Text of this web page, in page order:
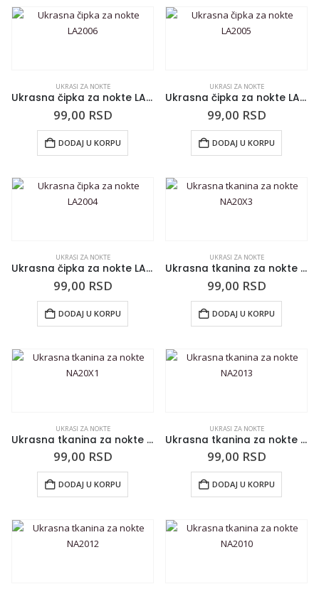
UKRASI ZA NOKTE
Ukrasna čipka za nokte LA2006
99,00 RSD
DODAJ U KORPU
UKRASI ZA NOKTE
Ukrasna čipka za nokte LA2005
99,00 RSD
DODAJ U KORPU
UKRASI ZA NOKTE
Ukrasna čipka za nokte LA2004
99,00 RSD
DODAJ U KORPU
UKRASI ZA NOKTE
Ukrasna tkanina za nokte NA20X3
99,00 RSD
DODAJ U KORPU
UKRASI ZA NOKTE
Ukrasna tkanina za nokte NA20X1
99,00 RSD
DODAJ U KORPU
UKRASI ZA NOKTE
Ukrasna tkanina za nokte NA2013
99,00 RSD
DODAJ U KORPU